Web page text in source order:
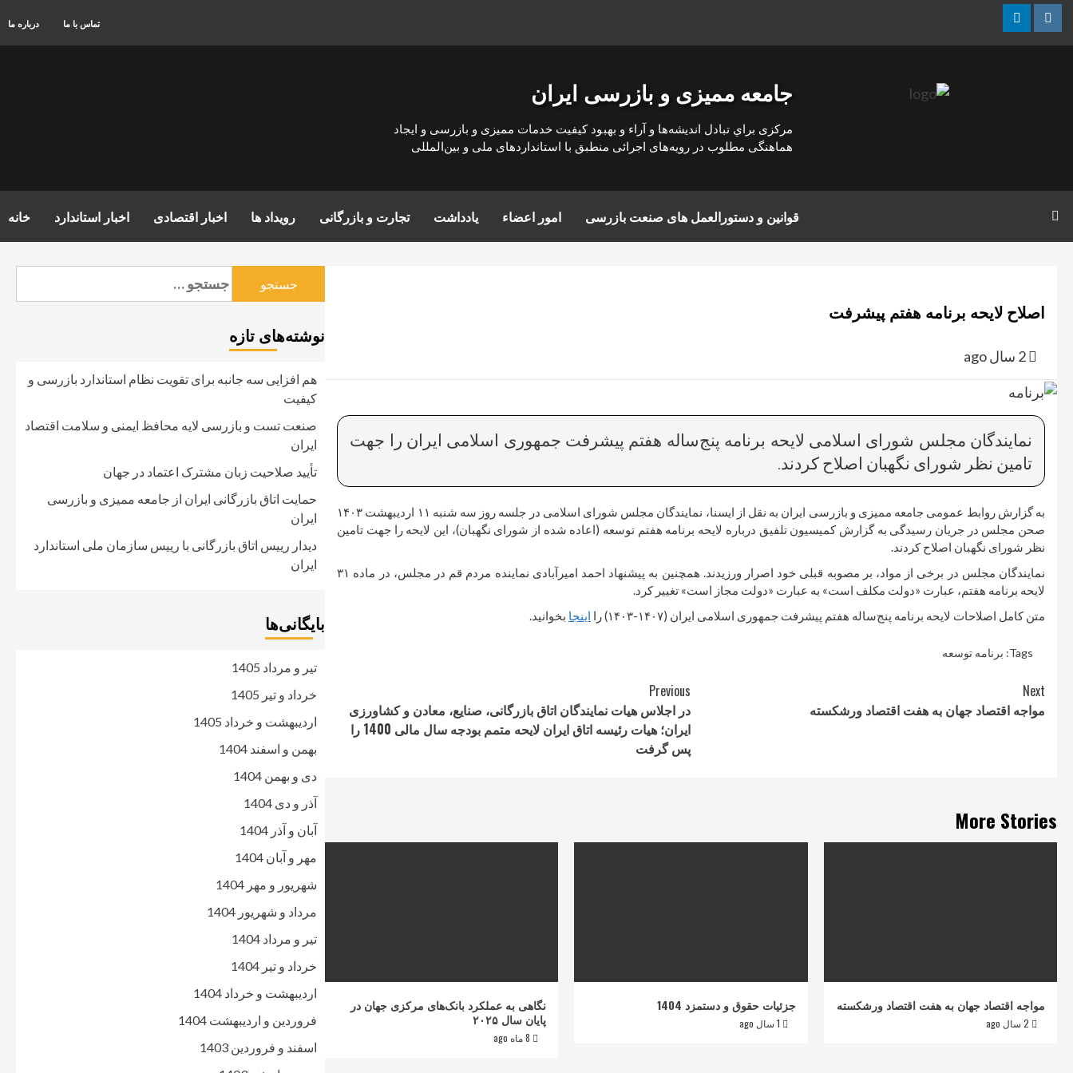
پرش
درباره ما تماس با ما Instagram
Linkedin
جامعه ممیزی و بازرسی ایران
مركزی براي تبادل انديشه‌ها و آراء و بهبود كيفيت خدمات مميزی و بازرسی و ايجاد
هماهنگی مطلوب در رويه‌های اجرائی منطبق با استانداردهای ملی و بين‌المللی
خانه اخبار استاندارد اخبار اقتصادی رویداد ها تجارت و بازرگانی یادداشت امور اعضاء قوانین و دستورالعمل های صنعت بازرسی
اصلاح لایحه برنامه هفتم پیشرفت
نمایندگان مجلس شورای اسلامی لایحه برنامه پنج‌ساله هفتم پیشرفت جمهوری اسلامی ایران را جهت
تامین نظر شورای نگهبان اصلاح کردند.
به گزارش روابط عمومی جامعه ممیزی و بازرسی ایران به نقل از ایسنا، نمایندگان مجلس شورای اسلامی در جلسه روز سه شنبه ۱۱ اردیبهشت ۱۴۰۳
صحن مجلس در جریان رسیدگی به گزارش کمیسیون تلفیق درباره لایحه برنامه هفتم توسعه (اعاده شده از شورای نگهبان)، این لایحه را جهت تامین
نظر شورای نگهبان اصلاح کردند.
نمایندگان مجلس در برخی از مواد، بر مصوبه قبلی خود اصرار ورزیدند. همچنین به پیشنهاد احمد امیرآبادی نماینده مردم قم در مجلس، در ماده ۳۱
لایحه برنامه هفتم، عبارت «دولت مکلف است» به عبارت «دولت مجاز است» تغییر کرد.
متن کامل اصلاحات لایحه برنامه پنج‌ساله هفتم پیشرفت جمهوری اسلامی ایران (۱۴۰۷-۱۴۰۳) را
اینجا بخوانید.
Tags: برنامه توسعه
Continue
Reading
Previous
در اجلاس هیات نمایندگان اتاق بازرگانی، صنایع، معادن و کشاورزی
ایران؛ هیات رئیسه اتاق ایران لایحه متمم بودجه سال مالی 1400 را
پس گرفت
Next
مواجه اقتصاد جهان به هفت اقتصاد ورشکسته
More Stories
نگاهی به عملکرد بانک‌های مرکزی جهان در
پایان سال ۲۰۲۵
جزئیات حقوق و دستمزد 1404 مواجه اقتصاد جهان به هفت اقتصاد ورشکسته
برای:
نوشته‌های تازه
هم افزایی سه جانبه برای تقویت نظام استاندارد بازرسی و
کیفیت
صنعت تست و بازرسی لایه محافظ ایمنی و سلامت اقتصاد
ایران
تأیید صلاحیت زبان مشترک اعتماد در جهان
حمایت اتاق بازرگانی ایران از جامعه ممیزی و بازرسی
ایران
دیدار رییس اتاق بازرگانی با رییس سازمان ملی استاندارد
ایران
بایگانی‌ها
تیر و مرداد 1405
خرداد و تیر 1405
اردیبهشت و خرداد 1405
بهمن و اسفند 1404
دی و بهمن 1404
آذر و دی 1404
آبان و آذر 1404
مهر و آبان 1404
شهریور و مهر 1404
مرداد و شهریور 1404
تیر و مرداد 1404
خرداد و تیر 1404
اردیبهشت و خرداد 1404
فروردین و اردیبهشت 1404
اسفند و فروردین 1403